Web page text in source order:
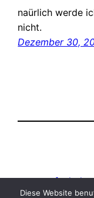
naürlich werde
nicht.
Dezember 30,
strassenfunk.de
Diese Website